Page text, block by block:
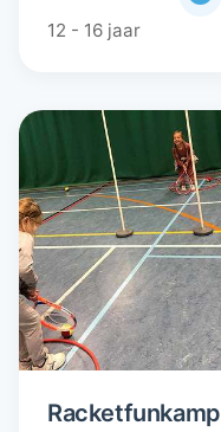
12 - 16 jaar
Racketfunkamp